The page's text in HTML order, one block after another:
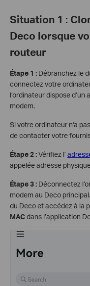
Situation 1 :
Deco lorsque
routeur
Étape 1 : Débranchez le
connectez votre
l’ordinateur dispose
modem.
Si votre ordinateur n'a
de contacter votre
Étape 2 :Vérifiez l’
appelée adresse
Étape 3 : Déconnectez
modem au Deco
du Deco et accédez à la
MACdans l’application